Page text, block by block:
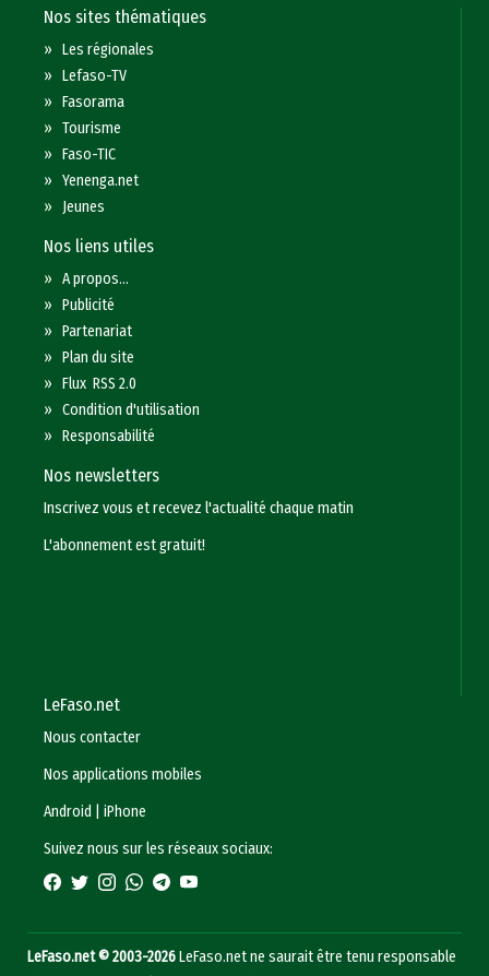
Nos sites thématiques
»Les régionales
»Lefaso-TV
»Fasorama
»Tourisme
»Faso-TIC
»Yenenga.net
» Jeunes
Nos liens utiles
»A propos...
»Publicité
»Partenariat
»Plan du site
»Flux RSS 2.0
»Condition d'utilisation
»Responsabilité
Nos newsletters
Inscrivez vous et recevez l'actualité chaque matin
L'abonnement est gratuit!
LeFaso.net
Nous contacter
Nos applications mobiles
Android
|iPhone
Suivez nous sur les réseaux sociaux:
LeFaso.net © 2003-2026LeFaso.net ne saurait être tenu responsable